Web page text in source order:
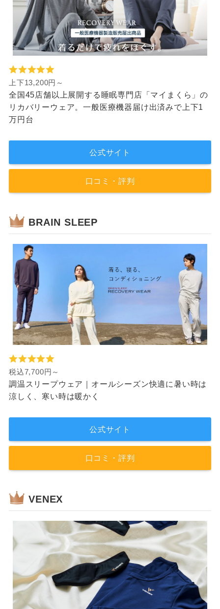
上下13,200円～
全国45店舗以上展開する睡眠専門店「マイまくら」の
リカバリーウェア。一般医療機器届け出済みで上下1
万円台
公式サイト
口コミ・評判
BRAIN SLEEP
税込7,700円～
調温スリープウェア｜オールシーズン快適に暑い時は
涼しく、寒い時は暖かく
公式サイト
口コミ・評判
VENEX